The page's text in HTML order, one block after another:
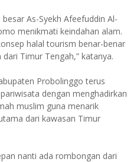
As-Syekh Afeefuddin Al-
menikmati keindahan alam.
halal tourism benar-benar
Timur Tengah,” katanya.
Probolinggo terus
dengan menghadirkan
muslim guna menarik
dari kawasan Timur
nanti ada rombongan dari